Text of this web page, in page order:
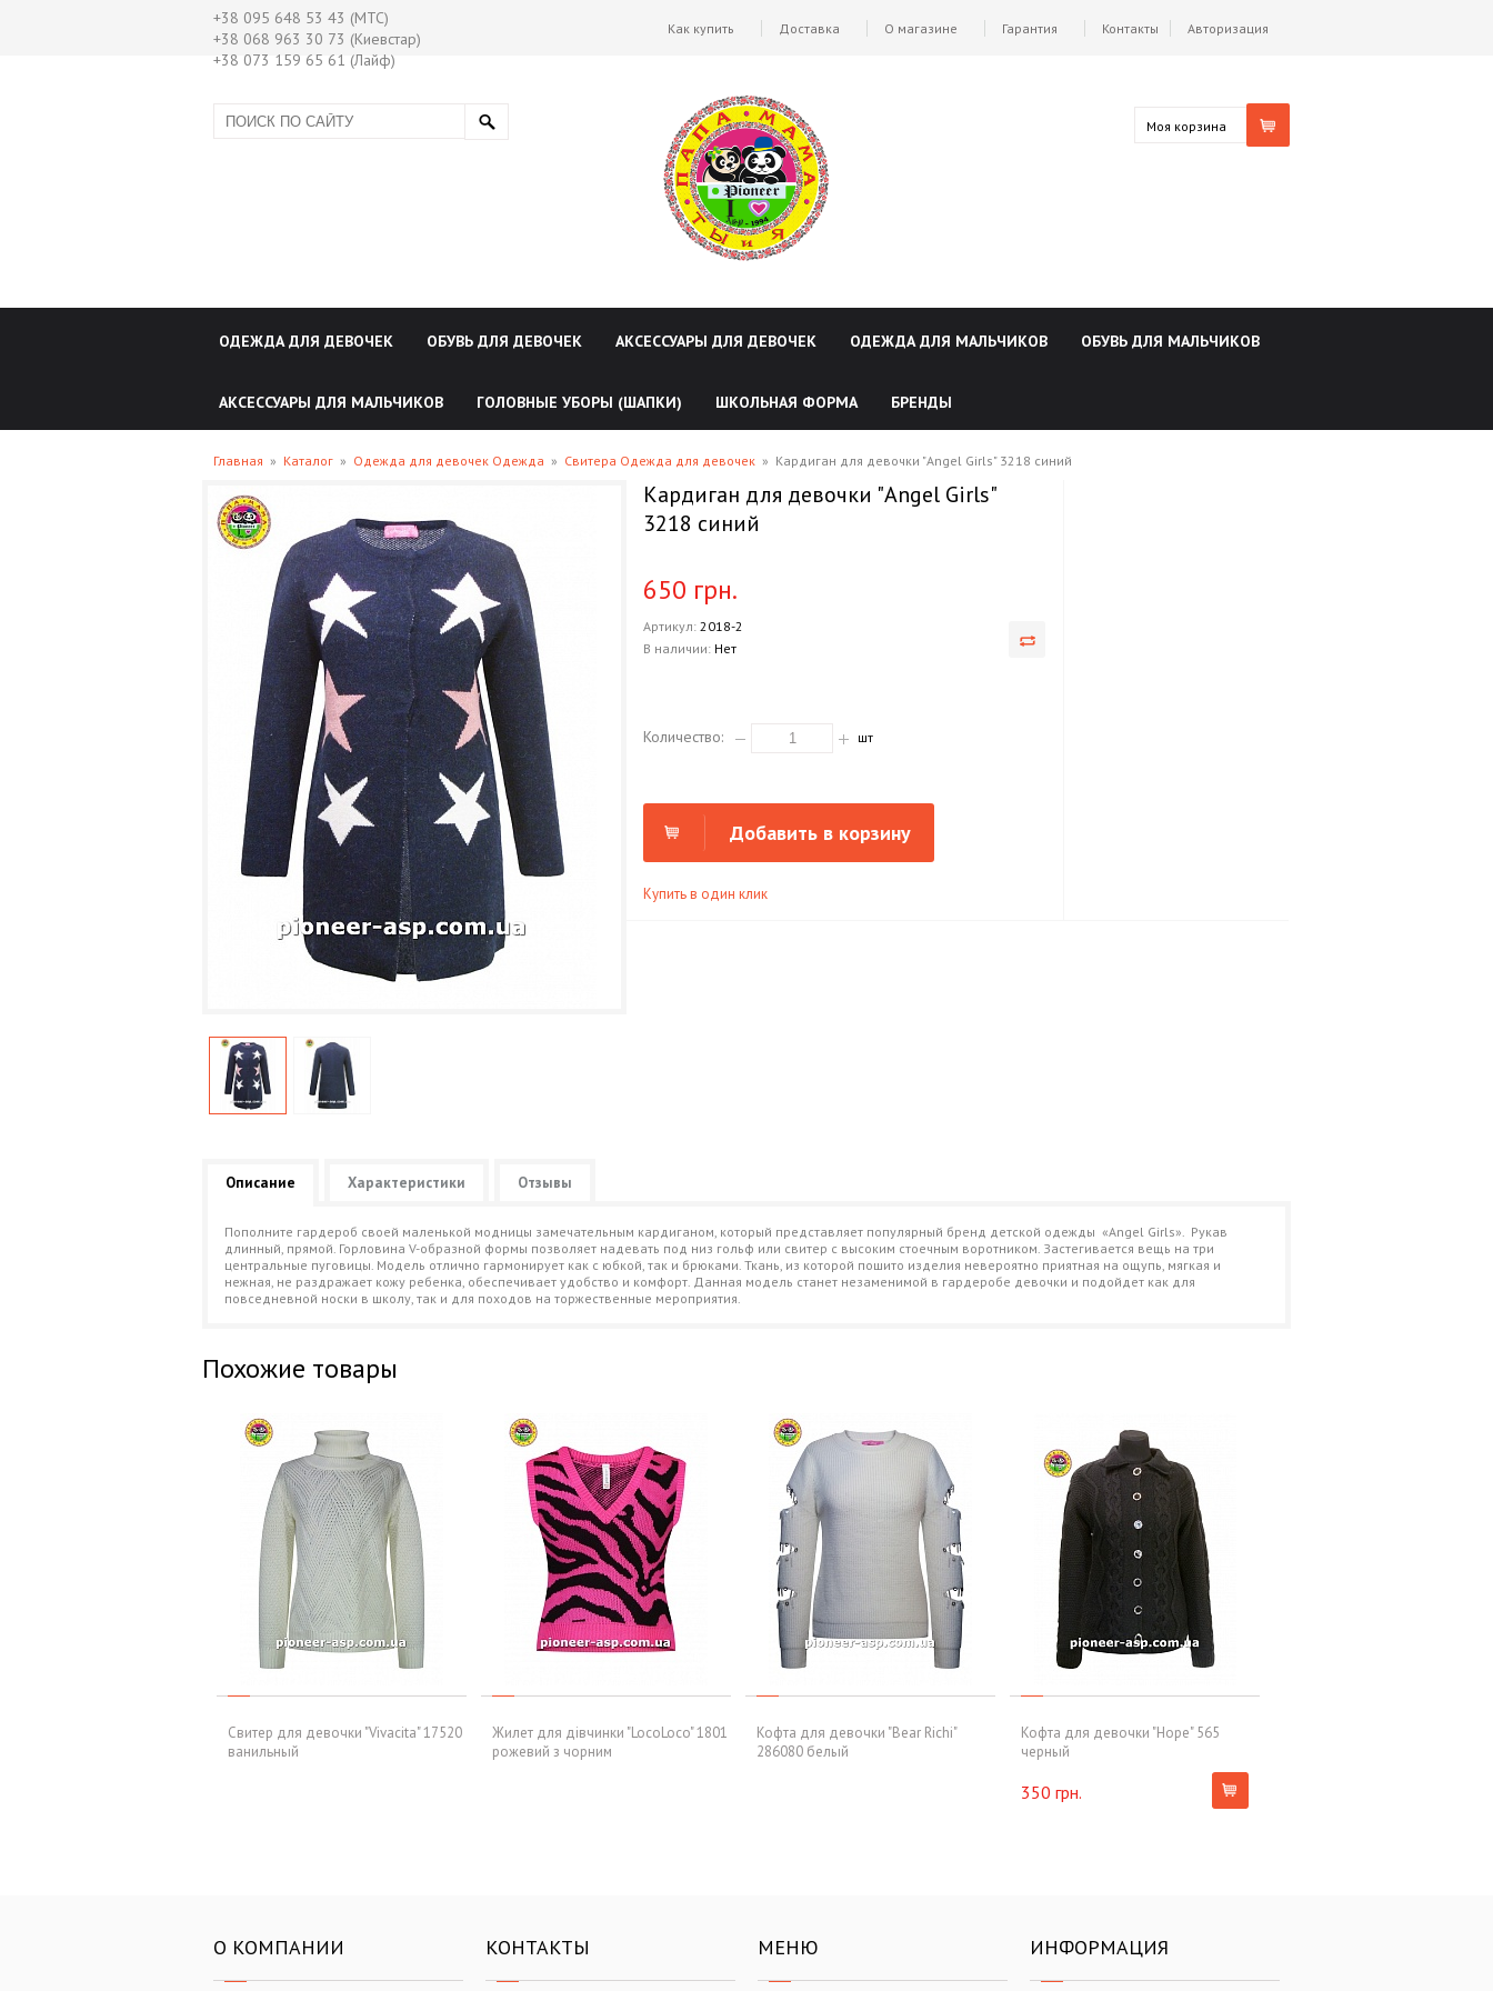
+38 095 648 53 43 (МТС)
+38 068 963 30 73 (Киевстар)
+38 073 159 65 61 (Лайф)
Авторизация
Как купить Доставка О магазине Гарантия Контакты
Моя корзина
ОДЕЖДА ДЛЯ ДЕВОЧЕК ОБУВЬ ДЛЯ ДЕВОЧЕК АКСЕССУАРЫ ДЛЯ ДЕВОЧЕК ОДЕЖДА ДЛЯ МАЛЬЧИКОВ ОБУВЬ ДЛЯ МАЛЬЧИКОВ
АКСЕССУАРЫ ДЛЯ МАЛЬЧИКОВ ГОЛОВНЫЕ УБОРЫ (ШАПКИ) ШКОЛЬНАЯ ФОРМА БРЕНДЫ
Главная » Каталог » Одежда для девочек Одежда » Свитера Одежда для девочек » Кардиган для девочки "Angel Girls" 3218 синий
Кардиган для девочки "Angel Girls"
3218 синий
650 грн.
Артикул:2018-2
В наличии: Нет
Количество: шт
Добавить в корзину
Купить в один клик
Описание Характеристики Отзывы
Пополните гардероб своей маленькой модницы замечательным кардиганом, который представляет популярный бренд детской одежды «Angel Girls». Рукав
длинный, прямой. Горловина V-образной формы позволяет надевать под низ гольф или свитер с высоким стоечным воротником. Застегивается вещь на три
центральные пуговицы. Модель отлично гармонирует как с юбкой, так и брюками. Ткань, из которой пошито изделия невероятно приятная на ощупь, мягкая и
нежная, не раздражает кожу ребенка, обеспечивает удобство и комфорт. Данная модель станет незаменимой в гардеробе девочки и подойдет как для
повседневной носки в школу, так и для походов на торжественные мероприятия.
Похожие товары
Свитер для девочки "Vivacita" 17520
ванильный
Жилет для дівчинки "LocoLoco" 1801
рожевий з чорним
Кофта для девочки "Bear Richi"
286080 белый
Кофта для девочки "Hope" 565
черный
350 грн.
О КОМПАНИИ КОНТАКТЫ МЕНЮ ИНФОРМАЦИЯ